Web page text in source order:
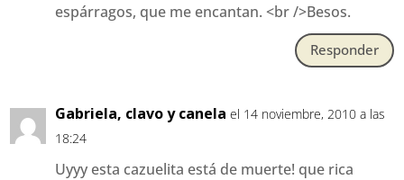
espárragos, que me encantan. <br />Besos.
Responder
Gabriela, clavo y canela el 14 noviembre, 2010 a las
18:24
Uyyy esta cazuelita está de muerte! que rica